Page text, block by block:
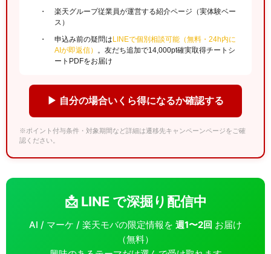
楽天グループ従業員が運営する紹介ページ（実体験ベー
ス）
申込み前の疑問はLINEで個別相談可能（無料・24h内に
AIが即返信）
。友だち追加で14,000pt確実取得チートシ
ートPDFをお届け
▶ 自分の場合いくら得になるか確認する
※ポイント付与条件・対象期間など詳細は遷移先キャンペーンページをご確
認ください。
📩 LINE で深掘り配信中
AI / マーケ / 楽天モバの限定情報を 週1〜2回 お届け
（無料）